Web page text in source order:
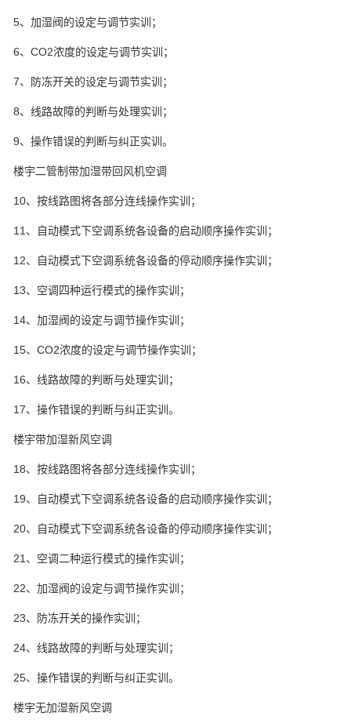
5、加湿阀的设定与调节实训；
6、CO2浓度的设定与调节实训；
7、防冻开关的设定与调节实训；
8、线路故障的判断与处理实训；
9、操作错误的判断与纠正实训。
楼宇二管制带加湿带回风机空调
10、按线路图将各部分连线操作实训；
11、自动模式下空调系统各设备的启动顺序操作实训；
12、自动模式下空调系统各设备的停动顺序操作实训；
13、空调四种运行模式的操作实训；
14、加湿阀的设定与调节操作实训；
15、CO2浓度的设定与调节操作实训；
16、线路故障的判断与处理实训；
17、操作错误的判断与纠正实训。
楼宇带加湿新风空调
18、按线路图将各部分连线操作实训；
19、自动模式下空调系统各设备的启动顺序操作实训；
20、自动模式下空调系统各设备的停动顺序操作实训；
21、空调二种运行模式的操作实训；
22、加湿阀的设定与调节操作实训；
23、防冻开关的操作实训；
24、线路故障的判断与处理实训；
25、操作错误的判断与纠正实训。
楼宇无加湿新风空调